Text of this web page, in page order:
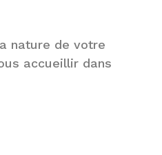
nature de votre
accueillir dans